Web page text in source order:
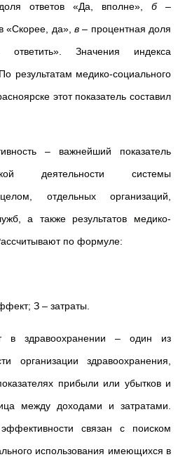
ответов «Да, вполне», б –
«Скорее, да», в– процентная доля
ответить». Значения индекса
результатам медико-социального
этот показатель составил
– важнейший показатель
деятельности системы
отдельных организаций,
а также результатов медико-
по формуле:
З – затраты.
в здравоохранении
– один из
организации здравоохранения,
прибыли или убытков и
между доходами и затратами.
связан с поиском
использования имеющихся в